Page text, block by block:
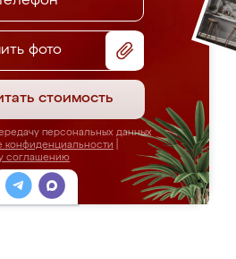
фото
стоимость
персональных данных
конфиденциальности
соглашению